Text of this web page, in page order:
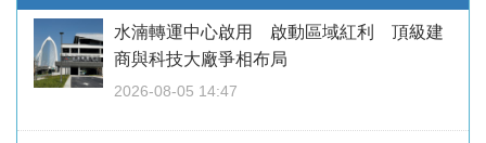
水湳轉運中心啟用 啟動區域紅利 頂級建
商與科技大廠爭相布局
2026-08-05 14:47